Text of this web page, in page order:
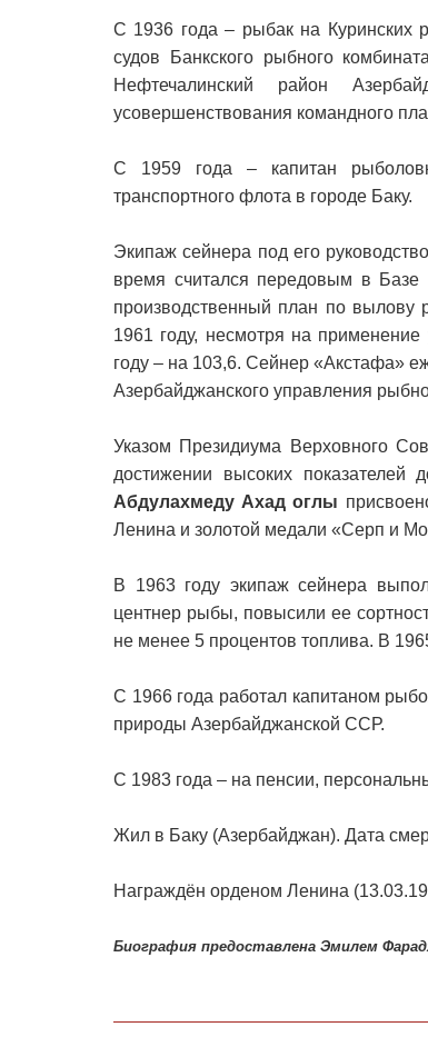
С 1936 года – рыбак на
судов Банкского рыбного
Нефтечалинский район
усовершенствования командного
С 1959 года – капитан
транспортного флота в городе Баку.
Экипаж сейнера под его
время считался передовым в Базе
производственный план по
1961 году, несмотря на
году – на 103,6. Сейнер «Акстафа»
Азербайджанского управления
Указом Президиума Верховного
достижении высоких
Абдулахмеду Ахад оглы
Ленина и золотой медали «Серп и
В 1963 году экипаж сейнера
центнер рыбы, повысили ее
не менее 5 процентов топлива. В
С 1966 года работал капитаном
природы Азербайджанской ССР.
С 1983 года – на пенсии,
Жил в Баку (Азербайджан). Дата
Награждён орденом Ленина
Биография предоставлена Эмилем